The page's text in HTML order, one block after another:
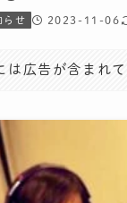
らせ 2023-11-06
は広告が含まれて